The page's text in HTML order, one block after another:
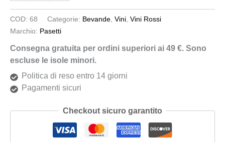
COD: 68 Categorie: Bevande Vini Vini Rossi
Marchio: Pasetti
Consegna gratuita per ordini superiori ai 49 €. Sono
escluse le isole minori.
Politica di reso entro 14 giorni
Pagamenti sicuri
Checkout sicuro garantito